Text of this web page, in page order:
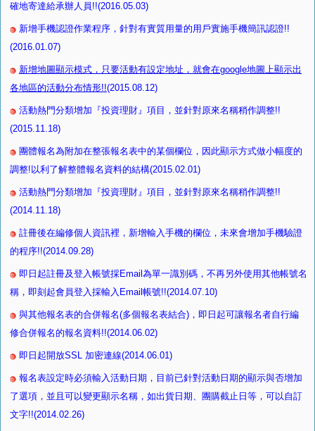
確地寄達給承辦人員!!(2016.05.03)
新增手機認證作業程序，針對有實質用量的用戶實施手機簡訊認證!!
(2016.01.07)
新增地圖顯示模式，只要活動有設定地址，就會在google地圖上顯示出
各地區的活動分布情形!!(2015.08.12)
活動熱門分類增加『投資理財』項目，並針對原來名稱稍作調整!!
(2015.11.18)
團體報名為附加在整張報名表中的某個欄位，因此顯示方式做小幅度的
調整!以利了解整體報名資料的結構(2015.02.01)
活動熱門分類增加『投資理財』項目，並針對原來名稱稍作調整!!
(2014.11.18)
註冊後在編修個人資訊裡，新增輸入手機的欄位，未來會增加手機驗證
的程序!!(2014.09.28)
即日起註冊及登入帳號採Email為單一識別碼，不再另外使用其他帳號名
稱，即刻起會員登入採輸入Email帳號!!(2014.07.10)
與其他報名表的合併報名(多個報名表結合)，即日起可讓報名者自行編
修合併報名的報名資料!!(2014.06.02)
即日起開放SSL 加密連線(2014.06.01)
報名表設定時必須輸入活動日期，目前已針對活動日期的顯示與否增加
了選項，並且可以變更顯示名稱，如出貨日期、團購截止日等，可以自訂
文字!!(2014.02.26)